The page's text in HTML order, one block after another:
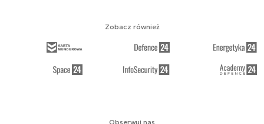
Obserwuj nas
Zobacz również